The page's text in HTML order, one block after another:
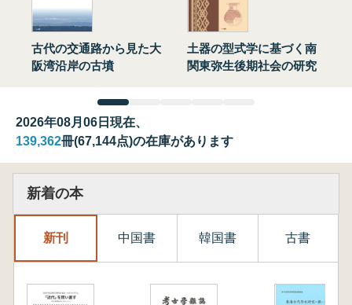
古代の交通路から見た大
阪湾沿岸の古墳
土器の型式学に基づく南
関東弥生後期社会の研究
2026年08月06日現在、
139,362冊(67,144点)の在庫があります
新着の本
新刊 中国書 韓国書 古書